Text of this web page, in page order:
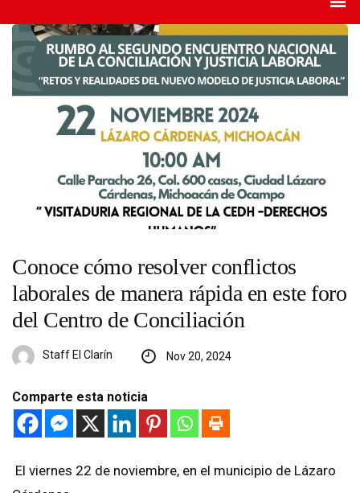
Conoce cómo resolver conflictos
laborales de manera rápida en este foro
del Centro de Conciliación
Staff El Clarín Nov 20, 2024
Comparte esta noticia
⁠ ⁠El viernes 22 de noviembre, en el municipio de Lázaro